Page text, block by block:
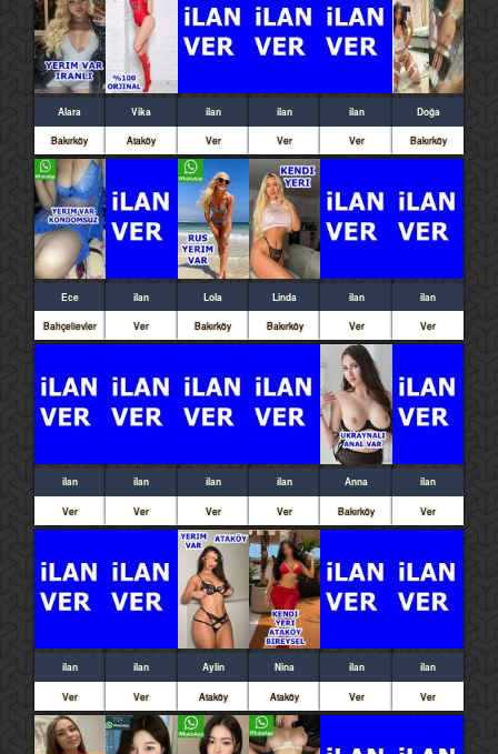
Alara
Bakırköy
Vika
Ataköy
ilan
Ver
ilan
Ver
ilan
Ver
Doğa
Bakırköy
Ece
Bahçelievler
ilan
Ver
Lola
Bakırköy
Linda
Bakırköy
ilan
Ver
ilan
Ver
ilan
Ver
ilan
Ver
ilan
Ver
ilan
Ver
Anna
Bakırköy
ilan
Ver
ilan
Ver
ilan
Ver
Aylin
Ataköy
Nina
Ataköy
ilan
Ver
ilan
Ver